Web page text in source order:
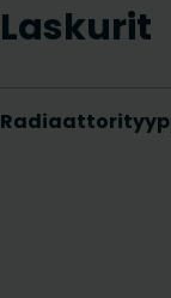
Laskurit